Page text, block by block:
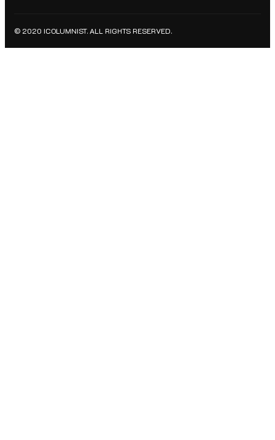
© 2020 ICOLUMNIST. ALL RIGHTS RESERVED.